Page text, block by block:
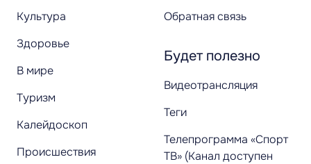
Культура
Здоровье
В мире
Туризм
Калейдоскоп
Происшествия
Обратная связь
Будет полезно
Видеотрансляция
Теги
Телепрограмма «Спорт
ТВ» (Канал доступен